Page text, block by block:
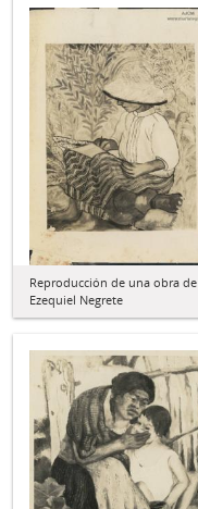
Reproducción de una obra de
Ezequiel Negrete